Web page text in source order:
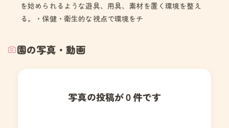
を始められるような遊具、用具、素材を置く環境を整え
る。・保健・衛生的な視点で環境をチ
園の写真・動画
写真の投稿が０件です